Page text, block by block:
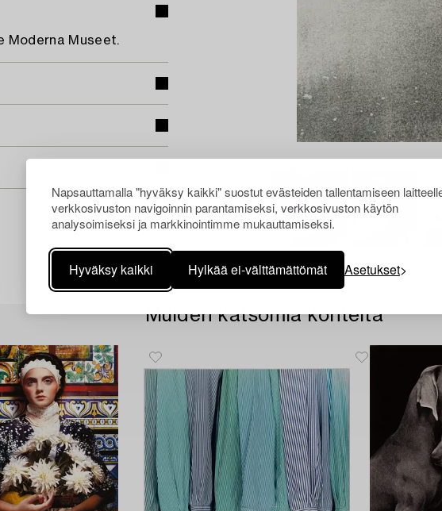
Napsauttamalla "hyväksy kaikki" suostut evästeiden tallentamiseen
verkkosivuston navigoinnin parantamiseksi, verkkosivuston käytön
analysoimiseksi ja markkinointimme mukauttamiseksi.
Hyväksy kaikki Hylkää ei-välttämättömät Asetukset
Moderna Museet.
Muiden katsomia kohteita